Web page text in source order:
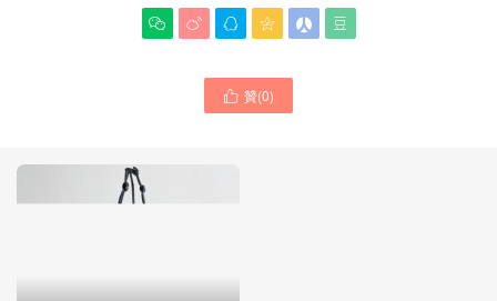
     
 贊(0)